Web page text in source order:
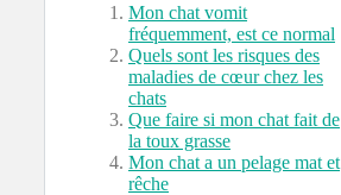
Mon chat vomit
fréquemment, est ce normal
Quels sont les risques des
maladies de cœur chez les
chats
Que faire si mon chat fait de
la toux grasse
Mon chat a un pelage mat et
rêche